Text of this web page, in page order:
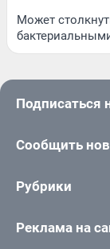
Может
Подписаться
Сообщить
Рубрики
Реклама на